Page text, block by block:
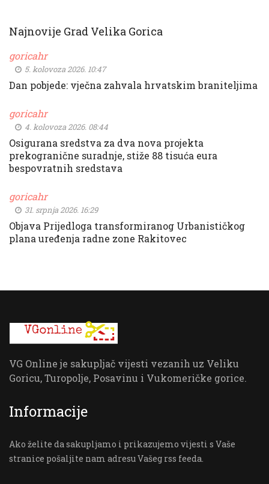
Najnovije Grad Velika Gorica
goricahr
5. kolovoza 2026. 10:47
Dan pobjede: vječna zahvala hrvatskim braniteljima
goricahr
4. kolovoza 2026. 08:44
Osigurana sredstva za dva nova projekta
prekogranične suradnje, stiže 88 tisuća eura
bespovratnih sredstava
goricahr
31. srpnja 2026. 16:29
Objava Prijedloga transformiranog Urbanističkog
plana uređenja radne zone Rakitovec
VG Online je sakupljač vijesti vezanih uz Veliku
Goricu, Turopolje, Posavinu i Vukomeričke gorice.
Informacije
Ako želite da sakupljamo i prikazujemo vijesti s Vaše
stranice pošaljite nam adresu Vašeg rss feeda.